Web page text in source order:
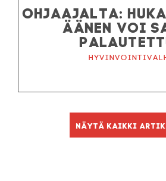
OHJAAJALTA:
ÄÄNEN VOI
Näytä kaikki